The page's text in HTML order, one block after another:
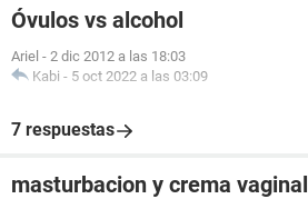
Óvulos vs alcohol
Ariel - 2 dic 2012 a las 18:03
Kabi - 5 oct 2022 a las 03:09
7 respuestas
masturbacion y crema vaginal